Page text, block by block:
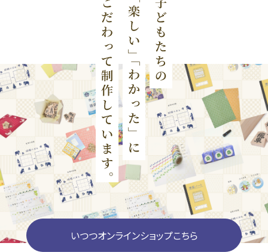
いつつオンラインショップこちら